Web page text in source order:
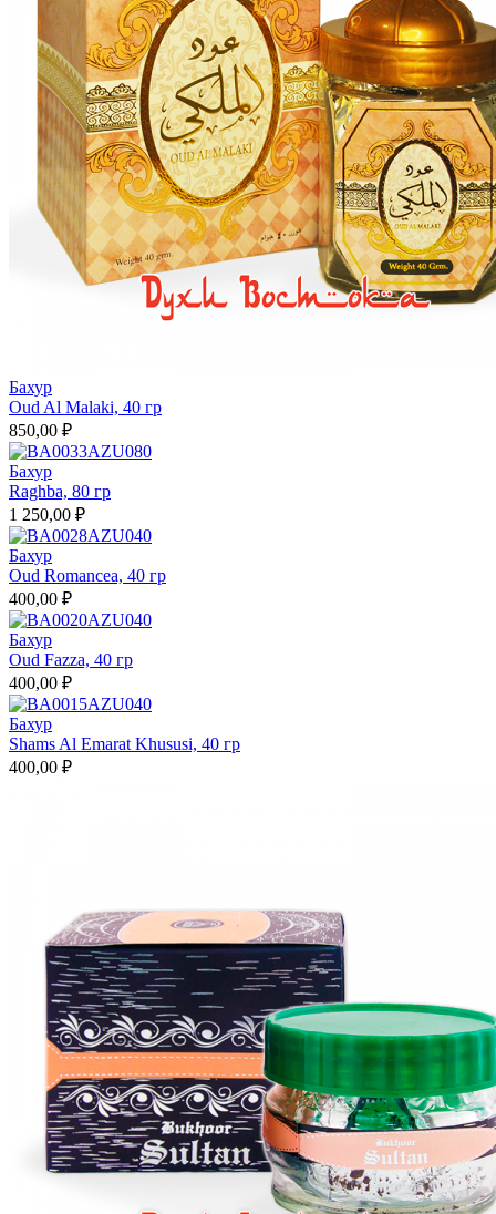
Бахур
Oud Al Malaki, 40 гр
850,00 ₽
Бахур
Raghba, 80 гр
1 250,00 ₽
Бахур
Oud Romancea, 40 гр
400,00 ₽
Бахур
Oud Fazza, 40 гр
400,00 ₽
Бахур
Shams Al Emarat Khususi, 40 гр
400,00 ₽